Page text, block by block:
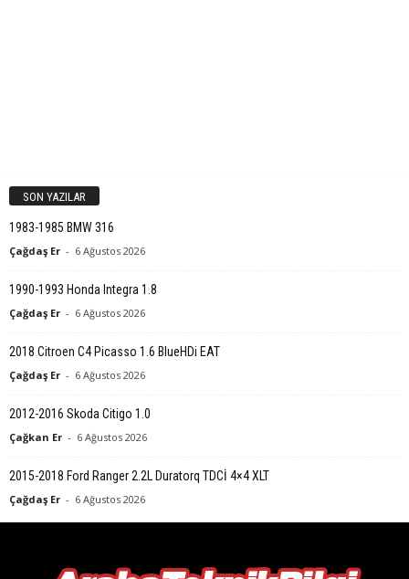
SON YAZILAR
1983-1985 BMW 316
Çağdaş Er - 6 Ağustos 2026
1990-1993 Honda Integra 1.8
Çağdaş Er - 6 Ağustos 2026
2018 Citroen C4 Picasso 1.6 BlueHDi EAT
Çağdaş Er - 6 Ağustos 2026
2012-2016 Skoda Citigo 1.0
Çağkan Er - 6 Ağustos 2026
2015-2018 Ford Ranger 2.2L Duratorq TDCİ 4×4 XLT
Çağdaş Er - 6 Ağustos 2026